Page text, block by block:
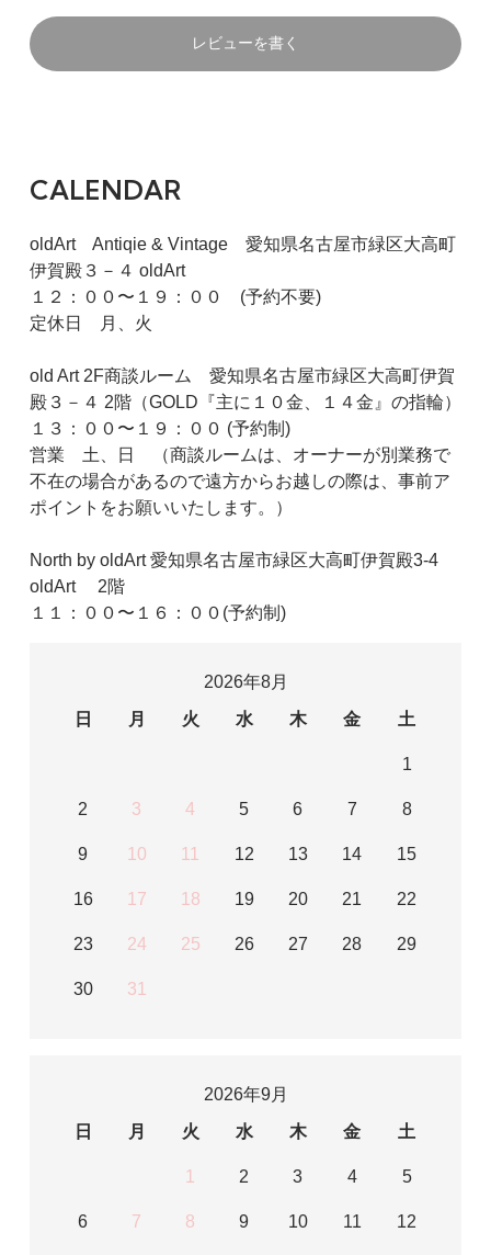
レビューを書く
CALENDAR
oldArt Antiqie & Vintage 愛知県名古屋市緑区大高町
伊賀殿３－４ oldArt
１２：００〜１９：００ (予約不要)
定休日 月、火
old Art 2F商談ルーム 愛知県名古屋市緑区大高町伊賀
殿３－４ 2階（GOLD『主に１０金、１４金』の指輪）
１３：００〜１９：００ (予約制)
営業 土、日 （商談ルームは、オーナーが別業務で
不在の場合があるので遠方からお越しの際は、事前ア
ポイントをお願いいたします。）
North by oldArt 愛知県名古屋市緑区大高町伊賀殿3-4
oldArt 2階
１１：００〜１６：００(予約制)
2026年8月
日
月 火 水 木 金 土
1
2 3 4 5 6 7 8
9 10 11 12 13 14 15
16 17 18 19 20 21 22
23 24 25 26 27 28 29
30 31
2026年9月
日
月 火 水 木 金 土
1 2 3 4 5
6 7 8 9 10 11 12